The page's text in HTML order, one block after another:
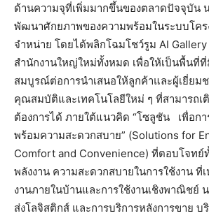
ด้านความจุที่เพิ่มมากขึ้นของตลาดปัจจุบัน
พัฒนาศักยภาพของความพร้อมในระบบโคร
จำหน่าย โดยได้พลิกโฉมโชว์รูม AI
สำนักงานใหญ่ใหม่ทั้งหมด เพื่อให้เป็นพื้นที่
สมบูรณ์ต่อการนำเสนอให้ลูกค้าและผู้เยี่ยม
คุณสมบัติและเทคโนโลยีใหม่ ๆ ที่สามารถเ
ต้องการได้ ภายใต้แนวคิด “โซลูชัน เพื่อก
พร้อมความสะดวกสบาย” (Solutions for
Comfort and Convenience) ที่ตอบโจทย์
พลังงาน ความสะดวกสบายในการใช้งาน ที่
งานภายในบ้านและการใช้งานเชิงพาณิชย์
ส่งโลจิสติกส์ และการบริการหลังการขาย